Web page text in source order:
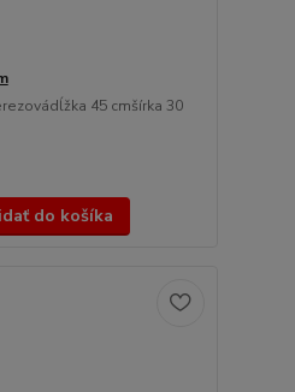
45 cmšírka 30
do košíka